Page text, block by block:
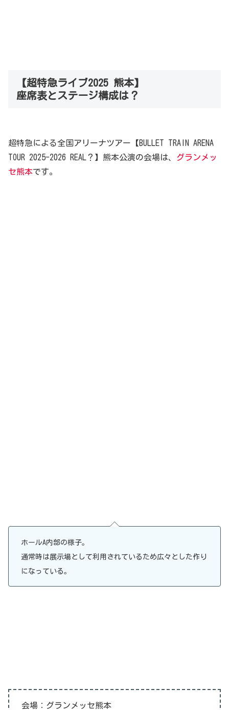
【超特急ライブ2025 熊本】
座席表とステージ構成は？
超特急による全国アリーナツアー【BULLET TRAIN ARENA
TOUR 2025-2026 REAL？】熊本公演の会場は、 グランメッ
セ熊本です。
ホールA内部の様子。
通常時は展示場として利用されているため広々とした作り
になっている。
会場：グランメッセ熊本